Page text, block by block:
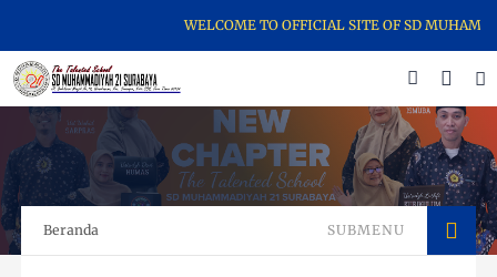
WELCOME TO OFFICIAL SITE OF SD
Beranda SUBMENU